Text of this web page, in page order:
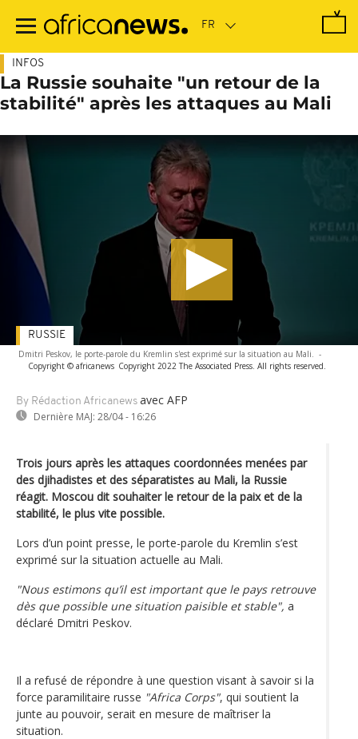
contenu
INFOS
La Russie souhaite "un retour de la
stabilité" après les attaques au Mali
Dmitri Peskov, le porte-parole du Kremlin s'est exprimé sur la situation au Mali. -
Copyright © africanews Copyright 2022 The Associated Press. All rights reserved.
By Rédaction Africanews avec AFP
Dernière MAJ: 28/04 - 16:26
RUSSIE
Trois jours après les attaques coordonnées menées par
des djihadistes et des séparatistes au Mali, la Russie
réagit. Moscou dit souhaiter le retour de la paix et de la
stabilité, le plus vite possible.
Lors d’un point presse, le porte-parole du Kremlin s’est
exprimé sur la situation actuelle au Mali.
"Nous estimons qu’il est important que le pays retrouve
dès que possible une situation paisible et stable", a
déclaré Dmitri Peskov.
Il a refusé de répondre à une question visant à savoir si la
force paramilitaire russe "Africa Corps", qui soutient la
junte au pouvoir, serait en mesure de maîtriser la
situation.